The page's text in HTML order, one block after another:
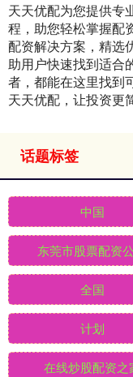
天天优配为您提供专
程，助您轻松掌握配
配资解决方案，精选
助用户快速找到适合
者，都能在这里找到
天天优配，让投资更
话题标签
中国
东莞市股票配资
全国
计划
在线炒股配资之